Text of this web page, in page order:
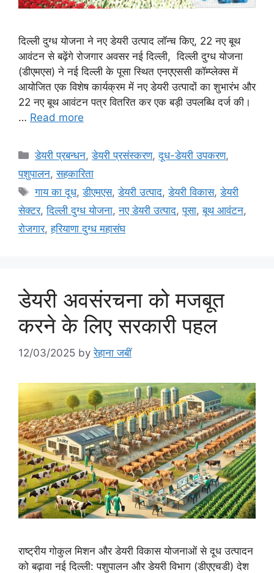
दिल्ली दुग्ध योजना ने नए डेयरी उत्पाद लॉन्च किए, 22 नए बूथ
आवंटन से बढ़ेंगे रोजगार अवसर नई दिल्ली, दिल्ली दुग्ध योजना
(डीएमएस) ने नई दिल्ली के पूसा स्थित एनएएससी कॉम्प्लेक्स में
आयोजित एक विशेष कार्यक्रम में नए डेयरी उत्पादों का शुभारंभ और
22 नए बूथ आवंटन पत्र वितरित कर एक बड़ी उपलब्धि दर्ज की।
… Read more
डेयरी प्रबन्धन,डेयरी प्रसंस्करण,दूध-डेयरी उपकरण,
पशुपालन,सहकारिता
गाय का दूध,डीएमएस,डेयरी उत्पाद,डेयरी विकास,डेयरी
सेक्टर,दिल्ली दुग्ध योजना,नए डेयरी उत्पाद,पूसा,बूथ आवंटन,
रोजगार,हरियाणा दुग्ध महासंघ
डेयरी अवसंरचना को मजबूत
करने के लिए सरकारी पहल
12/03/2025 byरेहाना जबीं
राष्ट्रीय गोकुल मिशन और डेयरी विकास योजनाओं से दूध उत्पादन
को बढ़ावा नई दिल्ली: पशुपालन और डेयरी विभाग (डीएएचडी) देश